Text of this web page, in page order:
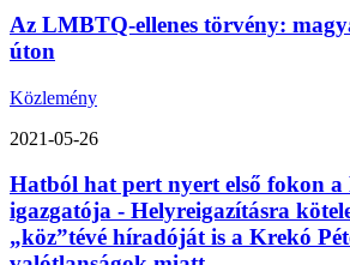
Az LMBTQ-ellenes törvény:
úton
Közlemény
2021-05-26
Hatból hat pert nyert első fokon
igazgatója - Helyreigazításra
„köz”tévé híradóját is a Krekó